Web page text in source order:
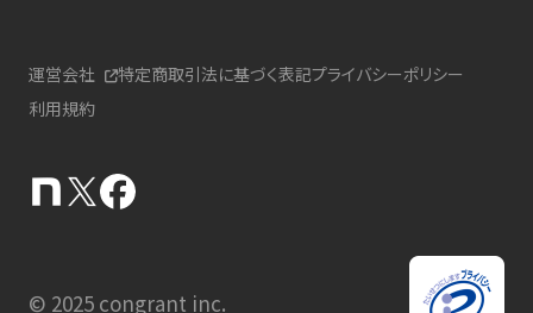
運営会社 特定商取引法に基づく表記プライバシーポリシー
利用規約
© 2025 congrant inc.